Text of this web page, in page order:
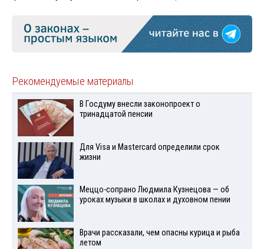
Рекомендуемые материалы
В Госдуму внесли законопроект о
тринадцатой пенсии
Для Visа и Mastercard определили срок
жизни
Меццо-сопрано Людмила Кузнецова — об
уроках музыки в школах и духовном пении
Врачи рассказали, чем опасны курица и рыба
летом